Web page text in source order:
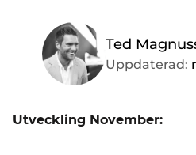
Ted
Uppdaterad:
Utveckling November: